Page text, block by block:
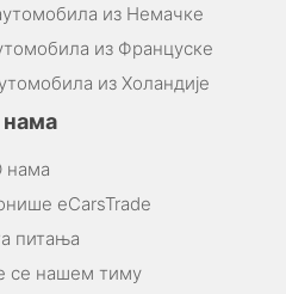
из Немачке
из Француске
из Холандије
нама
eCarsTrade
питања
се нашем тиму